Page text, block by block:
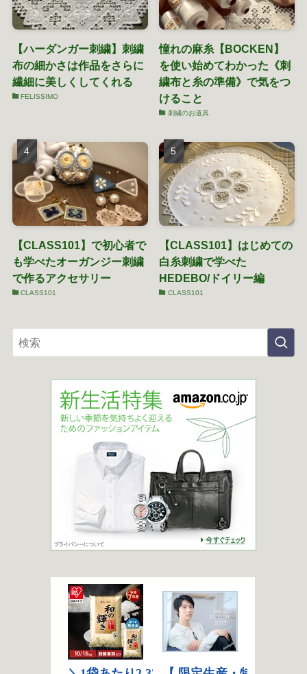
【ハーダンガー刺繍】刺繍
布の細かさは作品をさらに
繊細に美しくしてくれる
FELISSIMO
憧れの麻糸【BOCKEN】
を使い始めてわかった《刺
繍布と糸の準備》で気をつ
けること
刺繍のお道具
【CLASS101】で初心者で
も学べたオーガンジー刺繍
で作るアクセサリー
CLASS101
【CLASS101】はじめての
白糸刺繍で学べた
HEDEBO/ドイリー編
CLASS101